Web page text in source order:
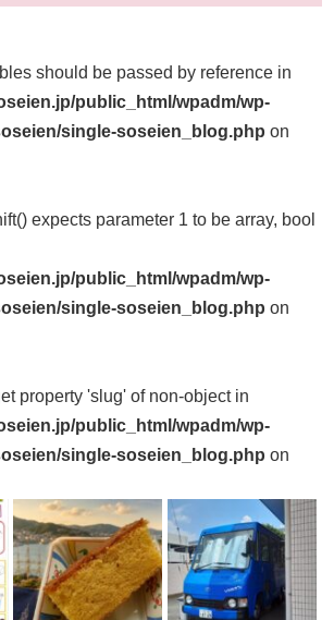
should be passed by reference in
public_html/wpadm/wp-
single-soseien_blog.php on
expects parameter 1 to be array, bool
public_html/wpadm/wp-
single-soseien_blog.php on
property 'slug' of non-object in
public_html/wpadm/wp-
single-soseien_blog.php on